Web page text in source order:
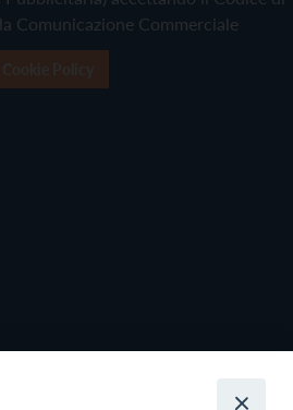
Comunicazione Commerciale